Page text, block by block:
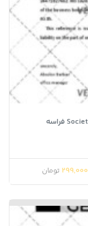
299,000 تومان